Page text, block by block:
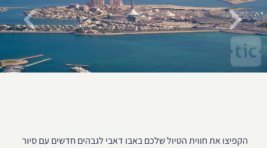
הקפיצו את חווית הטיול שלכם באבו דאבי לגבהים חדשים עם סיור